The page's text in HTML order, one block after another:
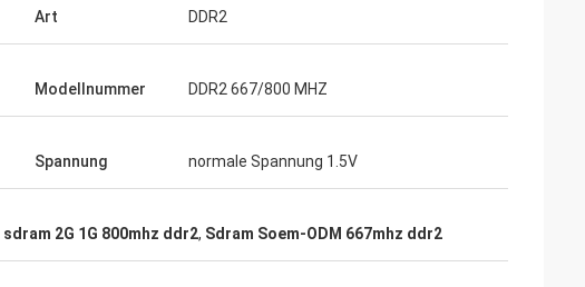
Art DDR2
Modellnummer DDR2 667/800 MHZ
Spannung normale Spannung 1.5V
sdram 2G 1G 800mhz ddr2, Sdram Soem-ODM 667mhz ddr2